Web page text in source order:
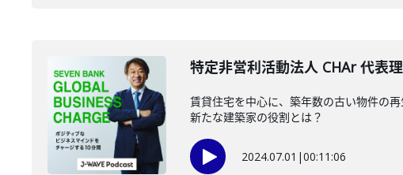
特定非営利活動法人 CHAr 代表
賃貸住宅を中心に、築年数の古い物件の
新たな建築家の役割とは？
2024.07.01 |00:11:06